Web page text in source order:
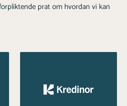
prat om hvordan vi kan